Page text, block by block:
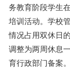
务教育阶段学生
培训活动。学校
情况占用双休日
调整为两周休息
育行政部门备案。